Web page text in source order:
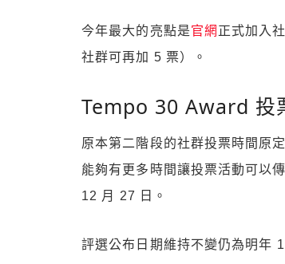
今年最大的亮點是官網 正式加入
社群可再加 5 票）。
Tempo 30 Award 投
原本第二階段的社群投票時間原
能夠有更多時間讓投票活動可以
12 月 27 日。
評選公布日期維持不變仍為明年